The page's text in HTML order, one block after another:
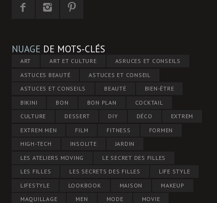
NUAGE DE MOTS-CLÉS
ART ART ET CULTURE
ASRUCES ET CONSEILS
ASTUCES BEAUTÉ
ASTUCES ET CONSEIL
ASTUCES ET CONSEILS
BEAUTÉ
BIEN-ÊTRE
BIKINI
BON BON PLAN
COCKTAIL
CULTURE
DESSERT DIY DÉCO
EXTREM
EXTREM MEN
FILM FITNESS
FORMEN
HIGH-TECH
INSOLITE
JARDIN
LES ATELIERS MOVING
LE SECRET DES FILLES
LES FILLES
LES SECRETS DES FILLES
LIFE STYLE
LIFESTYLE
LOOKBOOK MAISON
MAKEUP
MAQUILLAGE
MEN MODE MOVIE